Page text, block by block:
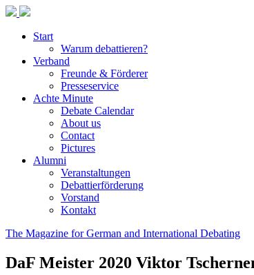
Start
Warum debattieren?
Verband
Freunde & Förderer
Presseservice
Achte Minute
Debate Calendar
About us
Contact
Pictures
Alumni
Veranstaltungen
Debattierförderung
Vorstand
Kontakt
The Magazine for German and International Debating
DaF Meister 2020 Viktor